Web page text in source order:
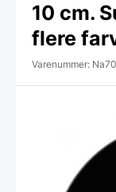
10 cm.
flere
Varenummer: